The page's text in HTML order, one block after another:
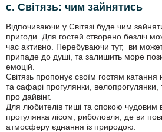
с. Світязь: чим зайнятись
Відпочиваючи у Світязі буде чим
пригоди. Для гостей створено безліч
час активно. Перебуваючи тут, ви
припаде до душі, та залишить море
емоцій.
Світязь пропонує своїм гостям катання
та сафарі прогулянки, велопрогулянки,
про дайвінг.
Для любителів тиші та спокою чудовим
прогулянка лісом, риболовля, де ви
атмосферу єднання із природою.